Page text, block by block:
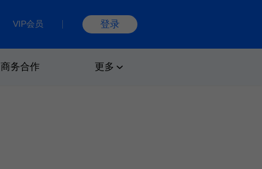
VIP会员 登录
商务合作 更多